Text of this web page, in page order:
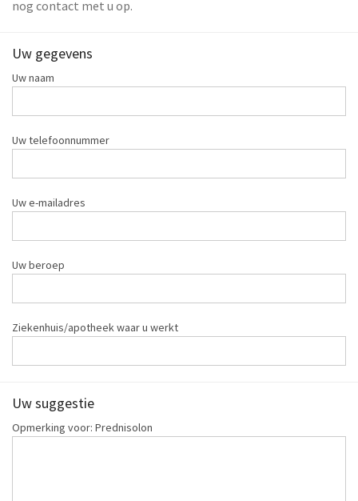
nog contact met u op.
Uw gegevens
Uw naam
Uw telefoonnummer
Uw e-mailadres
Uw beroep
Ziekenhuis/apotheek waar u werkt
Uw suggestie
Opmerking voor: Prednisolon